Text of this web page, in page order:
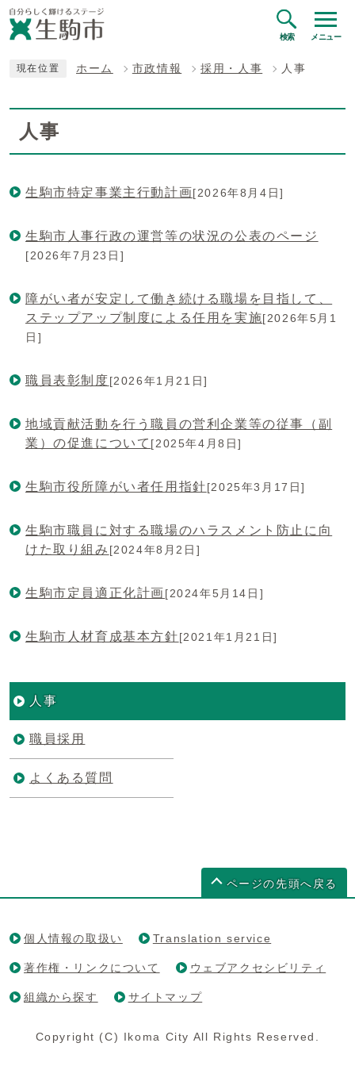
検索 メニュー
現在位置 ホーム 市政情報 採用・人事 人事
人事
生駒市特定事業主行動計画[2026年8月4日]
生駒市人事行政の運営等の状況の公表のページ
[2026年7月23日]
障がい者が安定して働き続ける職場を目指して、
ステップアップ制度による任用を実施[2026年5月1
日]
職員表彰制度[2026年1月21日]
地域貢献活動を行う職員の営利企業等の従事（副
業）の促進について [2025年4月8日]
生駒市役所障がい者任用指針[2025年3月17日]
生駒市職員に対する職場のハラスメント防止に向
けた取り組み [2024年8月2日]
生駒市定員適正化計画[2024年5月14日]
生駒市人材育成基本方針[2021年1月21日]
人事
職員採用
よくある質問
ページの先頭へ戻る
個人情報の取扱い Translation service
著作権・リンクについて ウェブアクセシビリティ
組織から探す サイトマップ
Copyright (C) Ikoma City All Rights Reserved.